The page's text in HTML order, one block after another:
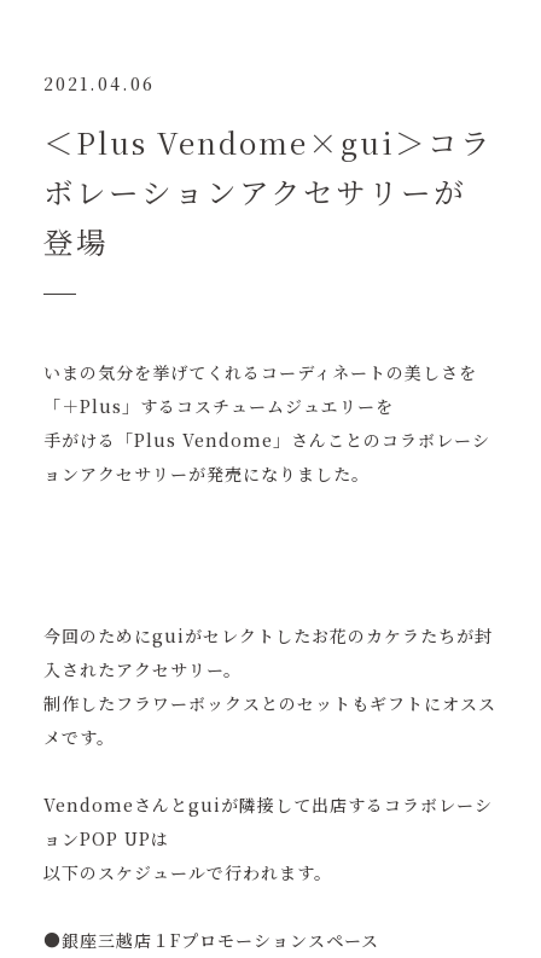
2021.04.06
＜Plus Vendome×gui＞コラ
ボレーションアクセサリーが
登場
いまの気分を挙げてくれるコーディネートの美しさを
「＋Plus」するコスチュームジュエリーを
手がける「Plus Vendome」さんことのコラボレーシ
ョンアクセサリーが発売になりました。
今回のためにguiがセレクトしたお花のカケラたちが封
入されたアクセサリー。
制作したフラワーボックスとのセットもギフトにオスス
メです。
Vendomeさんとguiが隣接して出店するコラボレーシ
ョンPOP UPは
以下のスケジュールで行われます。
●銀座三越店１Fプロモーションスペース